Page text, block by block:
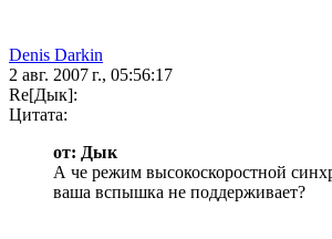
Denis Darkin
2 авг. 2007 г., 05:56:17
Re[Дык]:
Цитата:
от: Дык
А че режим высокоскоростной
ваша вспышка не поддерживает?